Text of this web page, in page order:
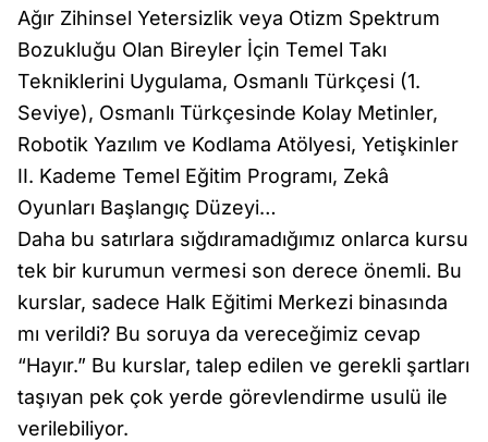
Ağır Zihinsel Yetersizlik veya Otizm Spektrum
Bozukluğu Olan Bireyler İçin Temel Takı
Tekniklerini Uygulama, Osmanlı Türkçesi (1.
Seviye), Osmanlı Türkçesinde Kolay Metinler,
Robotik Yazılım ve Kodlama Atölyesi, Yetişkinler
II. Kademe Temel Eğitim Programı, Zekâ
Oyunları Başlangıç Düzeyi…
Daha bu satırlara sığdıramadığımız onlarca kursu
tek bir kurumun vermesi son derece önemli. Bu
kurslar, sadece Halk Eğitimi Merkezi binasında
mı verildi? Bu soruya da vereceğimiz cevap
“Hayır.” Bu kurslar, talep edilen ve gerekli şartları
taşıyan pek çok yerde görevlendirme usulü ile
verilebiliyor.